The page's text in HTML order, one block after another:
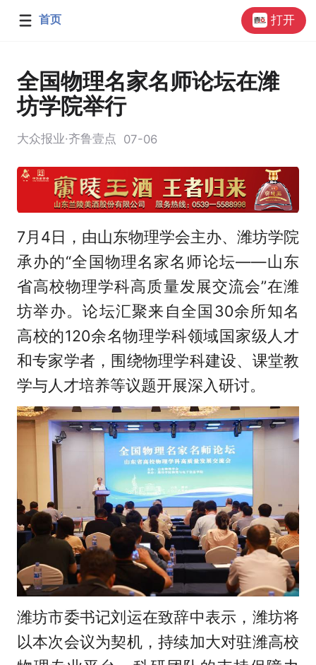
首页 打开
全国物理名家名师论坛在潍
坊学院举行
大众报业·齐鲁壹点 07-06
7月4日，由山东物理学会主办、潍坊学院
承办的“全国物理名家名师论坛——山东
省高校物理学科高质量发展交流会”在潍
坊举办。论坛汇聚来自全国30余所知名
高校的120余名物理学科领域国家级人才
和专家学者，围绕物理学科建设、课堂教
学与人才培养等议题开展深入研讨。
潍坊市委书记刘运在致辞中表示，潍坊将
以本次会议为契机，持续加大对驻潍高校